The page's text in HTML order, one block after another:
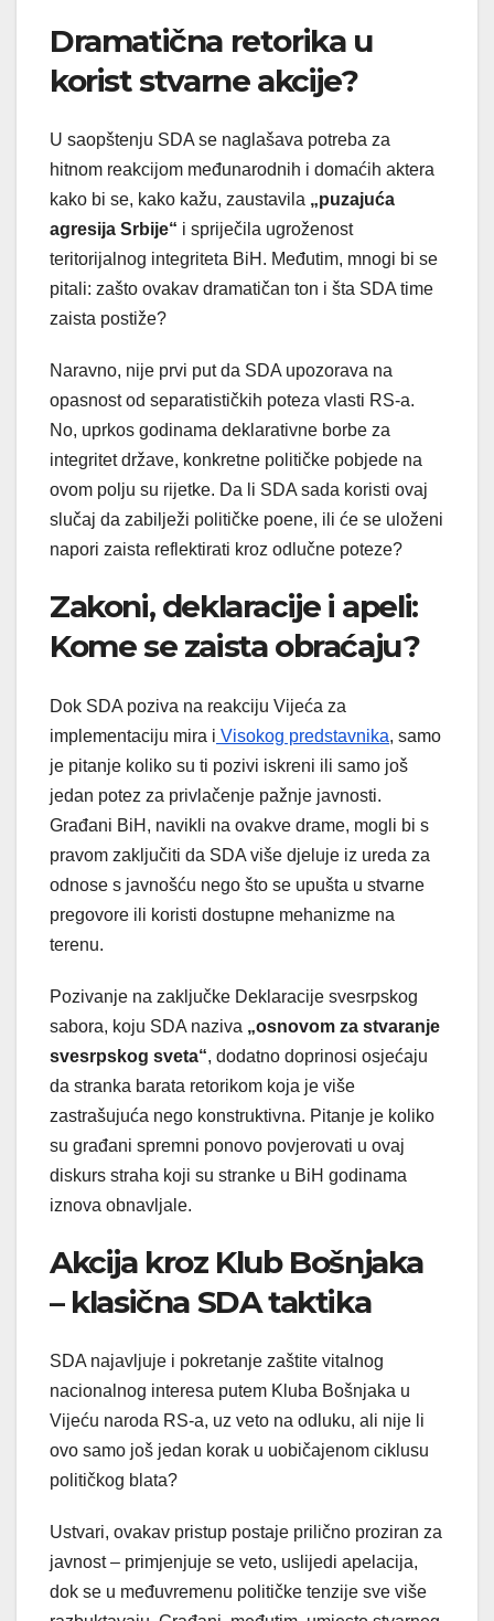
Dramatična retorika u
korist stvarne akcije?
U saopštenju SDA se naglašava potreba za
hitnom reakcijom međunarodnih i domaćih aktera
kako bi se, kako kažu, zaustavila „puzajuća
agresija Srbije“ i spriječila ugroženost
teritorijalnog integriteta BiH. Međutim, mnogi bi se
pitali: zašto ovakav dramatičan ton i šta SDA time
zaista postiže?
Naravno, nije prvi put da SDA upozorava na
opasnost od separatističkih poteza vlasti RS-a.
No, uprkos godinama deklarativne borbe za
integritet države, konkretne političke pobjede na
ovom polju su rijetke. Da li SDA sada koristi ovaj
slučaj da zabilježi političke poene, ili će se uloženi
napori zaista reflektirati kroz odlučne poteze?
Zakoni, deklaracije i apeli:
Kome se zaista obraćaju?
Dok SDA poziva na reakciju Vijeća za
implementaciju mira i Visokog predstavnika, samo
je pitanje koliko su ti pozivi iskreni ili samo još
jedan potez za privlačenje pažnje javnosti.
Građani BiH, navikli na ovakve drame, mogli bi s
pravom zaključiti da SDA više djeluje iz ureda za
odnose s javnošću nego što se upušta u stvarne
pregovore ili koristi dostupne mehanizme na
terenu.
Pozivanje na zaključke Deklaracije svesrpskog
sabora, koju SDA naziva „osnovom za stvaranje
svesrpskog sveta“, dodatno doprinosi osjećaju
da stranka barata retorikom koja je više
zastrašujuća nego konstruktivna. Pitanje je koliko
su građani spremni ponovo povjerovati u ovaj
diskurs straha koji su stranke u BiH godinama
iznova obnavljale.
Akcija kroz Klub Bošnjaka
– klasična SDA taktika
SDA najavljuje i pokretanje zaštite vitalnog
nacionalnog interesa putem Kluba Bošnjaka u
Vijeću naroda RS-a, uz veto na odluku, ali nije li
ovo samo još jedan korak u uobičajenom ciklusu
političkog blata?
Ustvari, ovakav pristup postaje prilično proziran za
javnost – primjenjuje se veto, uslijedi apelacija,
dok se u međuvremenu političke tenzije sve više